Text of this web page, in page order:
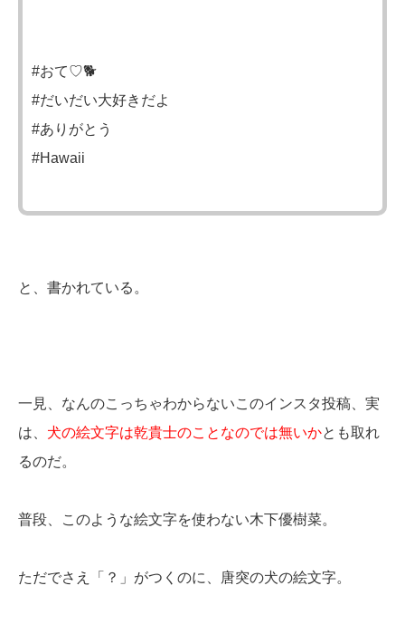
#おて♡🐕
#だいだい大好きだよ
#ありがとう
#Hawaii
と、書かれている。
一見、なんのこっちゃわからないこのインスタ投稿、実
は、 犬の絵文字は乾貴士のことなのでは無いかとも取れ
るのだ。
普段、このような絵文字を使わない木下優樹菜。
ただでさえ「？」がつくのに、唐突の犬の絵文字。